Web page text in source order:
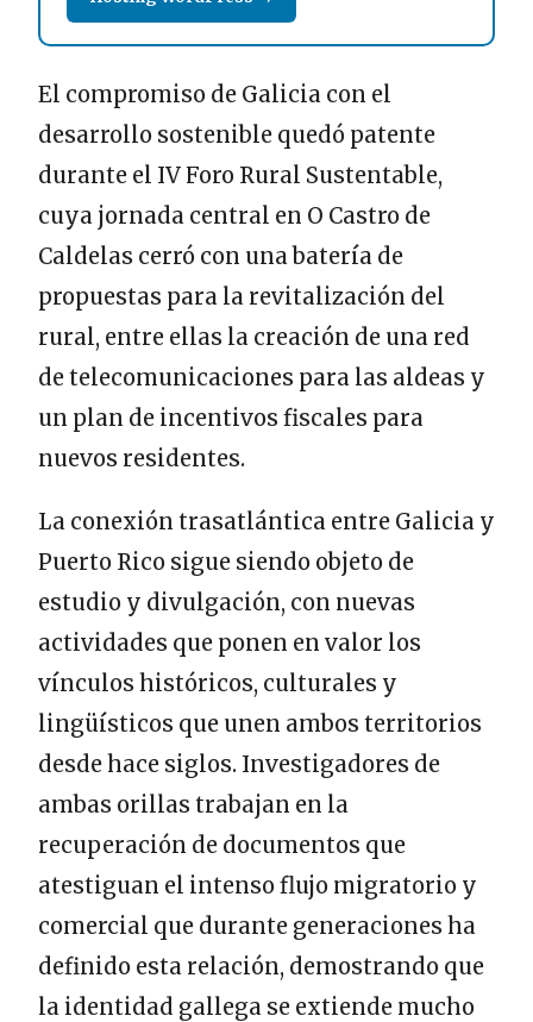
El compromiso de Galicia con el
desarrollo sostenible quedó patente
durante el IV Foro Rural Sustentable,
cuya jornada central en O Castro de
Caldelas cerró con una batería de
propuestas para la revitalización del
rural, entre ellas la creación de una red
de telecomunicaciones para las aldeas y
un plan de incentivos fiscales para
nuevos residentes.
La conexión trasatlántica entre Galicia y
Puerto Rico sigue siendo objeto de
estudio y divulgación, con nuevas
actividades que ponen en valor los
vínculos históricos, culturales y
lingüísticos que unen ambos territorios
desde hace siglos. Investigadores de
ambas orillas trabajan en la
recuperación de documentos que
atestiguan el intenso flujo migratorio y
comercial que durante generaciones ha
definido esta relación, demostrando que
la identidad gallega se extiende mucho